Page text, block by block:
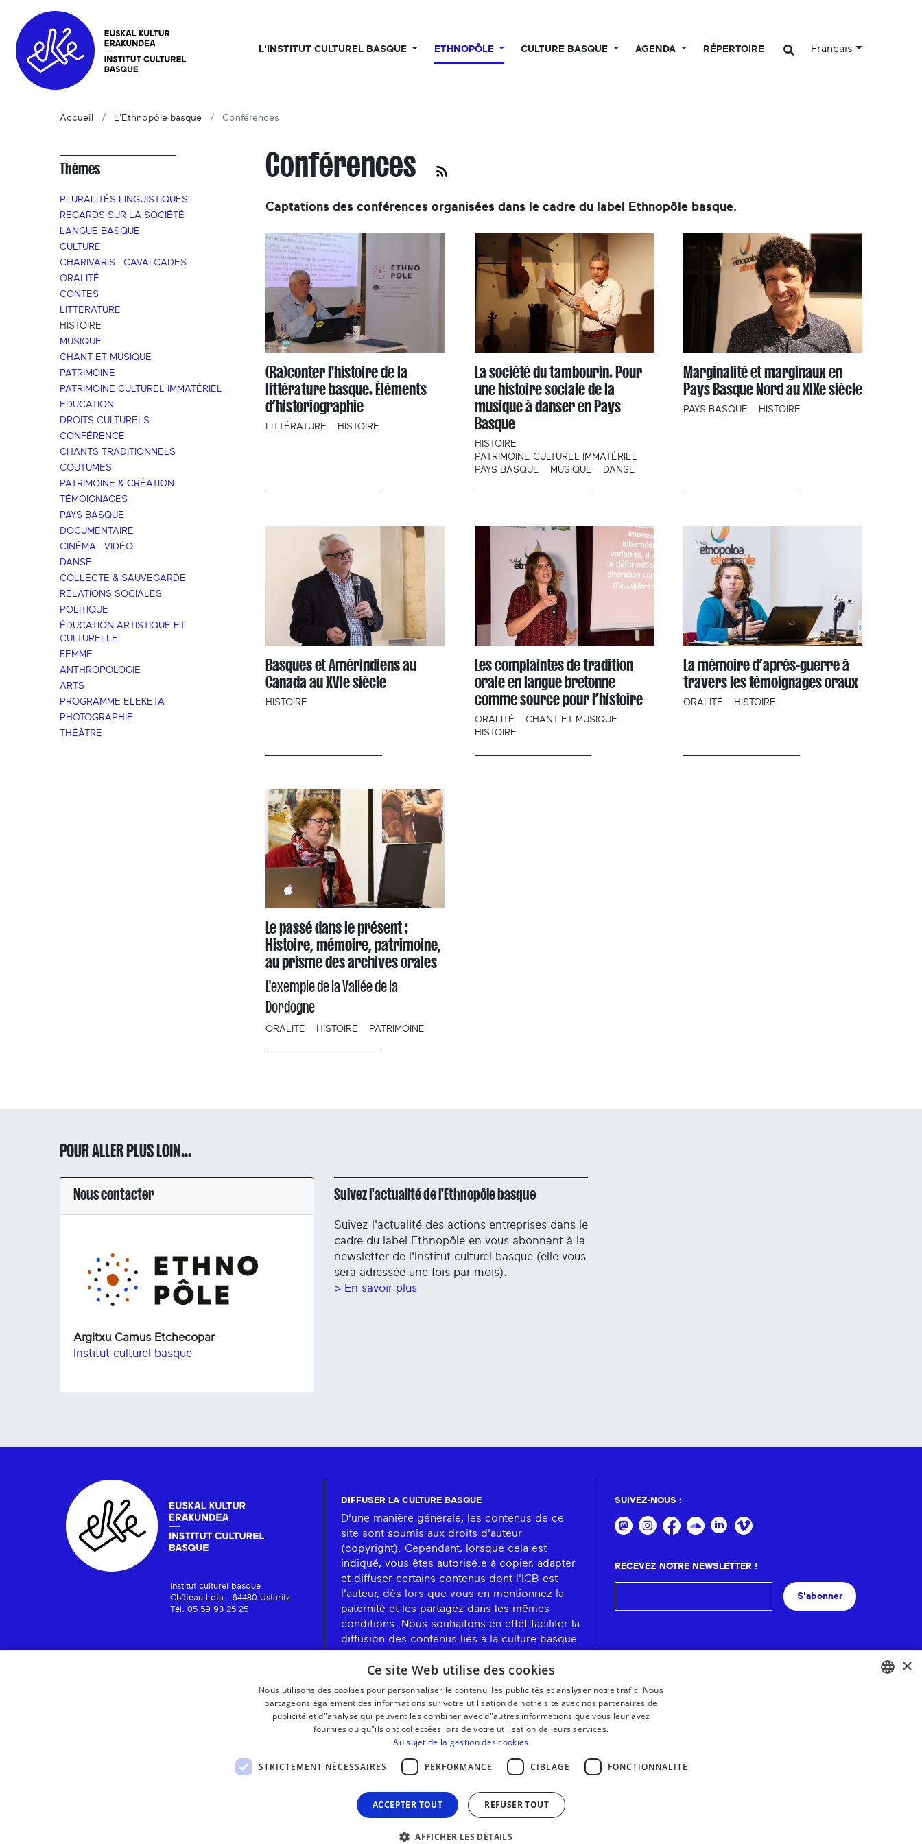
L'INSTITUT CULTUREL BASQUE ETHNOPÔLE CULTURE BASQUE AGENDA RÉPERTOIRE Français
Accueil L'Ethnopôle basque Conférences
Thèmes
PLURALITÉS LINGUISTIQUES
REGARDS SUR LA SOCIÉTÉ
LANGUE BASQUE
CULTURE
CHARIVARIS - CAVALCADES
ORALITÉ
CONTES
LITTÉRATURE
HISTOIRE
MUSIQUE
CHANT ET MUSIQUE
PATRIMOINE
PATRIMOINE CULTUREL IMMATÉRIEL
EDUCATION
DROITS CULTURELS
CONFÉRENCE
CHANTS TRADITIONNELS
COUTUMES
PATRIMOINE & CRÉATION
TÉMOIGNAGES
PAYS BASQUE
DOCUMENTAIRE
CINÉMA - VIDÉO
DANSE
COLLECTE & SAUVEGARDE
RELATIONS SOCIALES
POLITIQUE
ÉDUCATION ARTISTIQUE ET
CULTURELLE
FEMME
ANTHROPOLOGIE
ARTS
PROGRAMME ELEKETA
PHOTOGRAPHIE
THÉÂTRE
Conférences
Captations des conférences organisées dans le cadre du label Ethnopôle basque.
(Ra)conter l'histoire de la
littérature basque. Éléments
d’historiographie
LITTÉRATURE HISTOIRE
La société du tambourin. Pour
une histoire sociale de la
musique à danser en Pays
Basque
HISTOIRE
PATRIMOINE CULTUREL IMMATÉRIEL
PAYS BASQUE
MUSIQUE DANSE
Marginalité et marginaux en
Pays Basque Nord au XIXe siècle
PAYS BASQUE HISTOIRE
Basques et Amérindiens au
Canada au XVIe siècle
HISTOIRE
Les complaintes de tradition
orale en langue bretonne
comme source pour l’histoire
ORALITÉ
CHANT ET MUSIQUE
HISTOIRE
La mémoire d’après-guerre à
travers les témoignages oraux
ORALITÉ HISTOIRE
Le passé dans le présent :
Histoire, mémoire, patrimoine,
au prisme des archives orales
L'exemple de la Vallée de la
Dordogne
ORALITÉ HISTOIRE PATRIMOINE
POUR ALLER PLUS LOIN...
Nous contacter
Argitxu Camus Etchecopar
Institut culturel basque
Suivez l'actualité de l'Ethnopôle basque
Suivez l'actualité des actions entreprises dans le
cadre du label Ethnopôle en vous abonnant à la
newsletter de l'Institut culturel basque (elle vous
sera adressée une fois par mois).
> En savoir plus
Institut culturel basque
Château Lota - 64480 Ustaritz
Tél. 05 59 93 25 25
DIFFUSER LA CULTURE BASQUE
D'une manière générale, les contenus de ce
site sont soumis aux droits d'auteur
(copyright). Cependant, lorsque cela est
indiqué, vous êtes autorisé.e à copier, adapter
et diffuser certains contenus dont l'ICB est
l'auteur, dès lors que vous en mentionnez la
paternité et les partagez dans les mêmes
conditions. Nous souhaitons en effet faciliter la
diffusion des contenus liés à la culture basque.
SUIVEZ-NOUS :
RECEVEZ NOTRE NEWSLETTER !
S'abonner
×
Ce site Web utilise des cookies
Nous utilisons des cookies pour personnaliser le contenu, les publicités et analyser notre trafic. Nous
partageons également des informations sur votre utilisation de notre site avec nos partenaires de
publicité et d"analyse qui peuvent les combiner avec d"autres informations que vous leur avez
fournies ou qu"ils ont collectées lors de votre utilisation de leurs services.
Au sujet de la gestion des cookies
STRICTEMENT NÉCESSAIRES PERFORMANCE CIBLAGE FONCTIONNALITÉ
ACCEPTER TOUT REFUSER TOUT
AFFICHER LES DÉTAILS